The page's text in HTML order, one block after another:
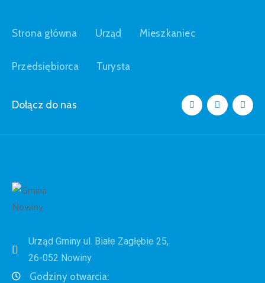
Strona główna Urząd Mieszkaniec
Przedsiębiorca Turysta
Dołącz do nas
Urząd Gminy ul. Białe Zagłębie 25,
26-052 Nowiny
Godziny otwarcia: